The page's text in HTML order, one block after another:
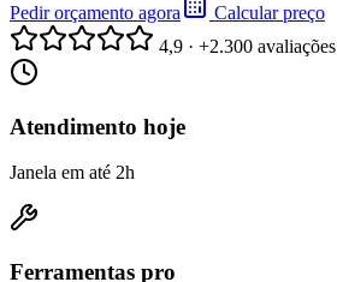
Pedir orçamento agora
Calcular preço
4,9 · +2.300 avaliações
Atendimento hoje
Janela em até 2h
Ferramentas pro